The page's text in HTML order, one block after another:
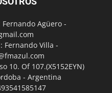
Agüero -
Fernando Villa -
10. Of 107.(X5152EYN)
- Argentina